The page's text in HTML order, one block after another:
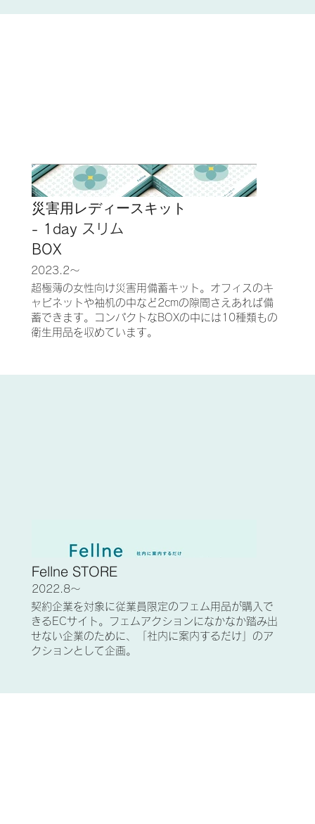
災害用レディースキット
- 1day スリム
BOX
Fellne STORE
2022.8〜
契約企業を対象に従業員限定のフェム用品が購入で
きるECサイト。フェムアクションになかなか踏み出
せない企業のために、「社内に案内するだけ」のア
クションとして企画。
2023.2〜
超極薄の女性向け災害用備蓄キット。オフィスのキ
ャビネットや袖机の中など2cmの隙間さえあれば備
蓄できます。コンパクトなBOXの中には10種類もの
衛生用品を収めています。